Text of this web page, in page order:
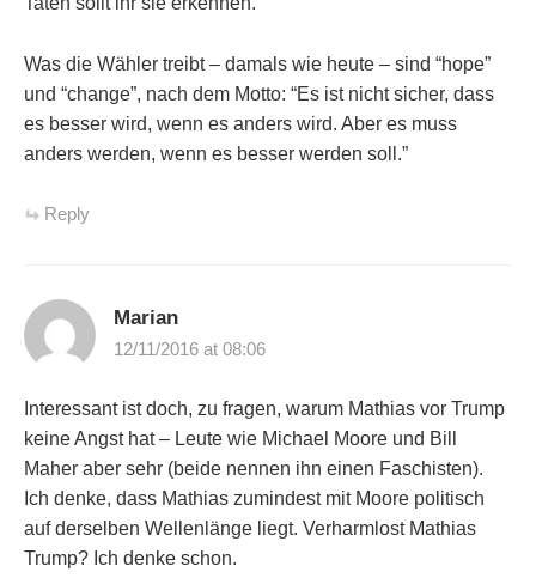
Was die Wähler treibt – damals wie heute – sind “hope”
und “change”, nach dem Motto: “Es ist nicht sicher, dass
es besser wird, wenn es anders wird. Aber es muss
anders werden, wenn es besser werden soll.”
Reply
Marian
12/11/2016 at 08:06
Interessant ist doch, zu fragen, warum Mathias vor Trump
keine Angst hat – Leute wie Michael Moore und Bill
Maher aber sehr (beide nennen ihn einen Faschisten).
Ich denke, dass Mathias zumindest mit Moore politisch
auf derselben Wellenlänge liegt. Verharmlost Mathias
Trump? Ich denke schon.